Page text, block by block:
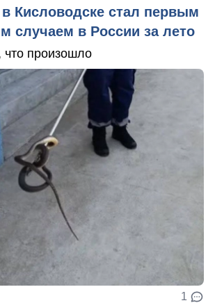
в Кисловодске стал первым
случаем в России за лето
что произошло
1